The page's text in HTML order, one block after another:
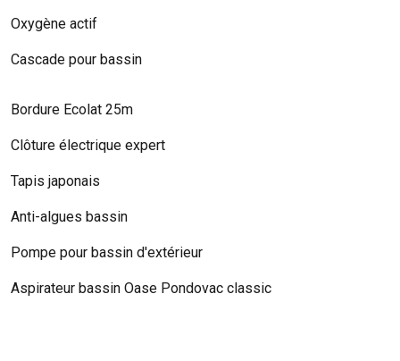
Oxygène actif
Cascade pour bassin
Bordure Ecolat 25m
Clôture électrique expert
Tapis japonais
Anti-algues bassin
Pompe pour bassin d'extérieur
Aspirateur bassin Oase Pondovac classic